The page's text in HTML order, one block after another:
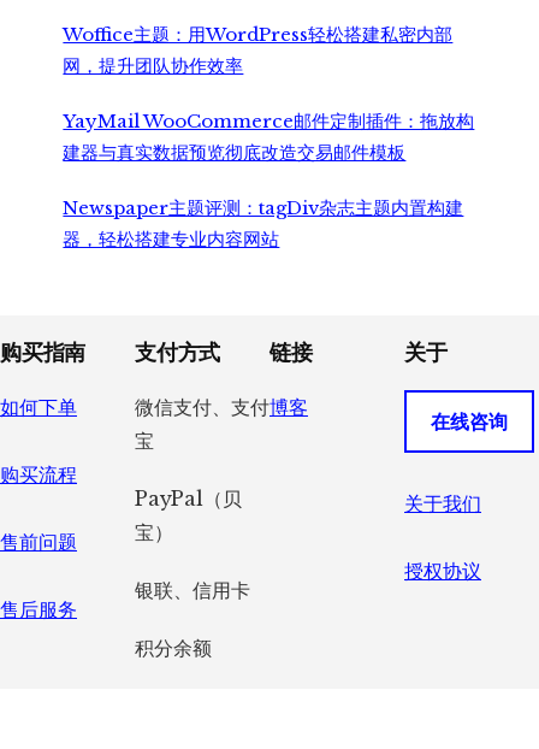
Woffice主题：用WordPress轻松搭建私密内部
网，提升团队协作效率
YayMail WooCommerce邮件定制插件：拖放构
建器与真实数据预览彻底改造交易邮件模板
Newspaper主题评测：tagDiv杂志主题内置构建
器，轻松搭建专业内容网站
Footer
购买指南
如何下单
购买流程
售前问题
售后服务
支付方式
微信支付、支付
宝
PayPal（贝
宝）
银联、信用卡
积分余额
链接
博客
关于
在线咨询
关于我们
授权协议